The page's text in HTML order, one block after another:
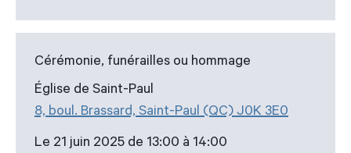
Cérémonie, funérailles ou hommage
Église de Saint-Paul
8, boul. Brassard, Saint-Paul (QC) J0K 3E0
Le 21 juin 2025 de 13:00 à 14:00